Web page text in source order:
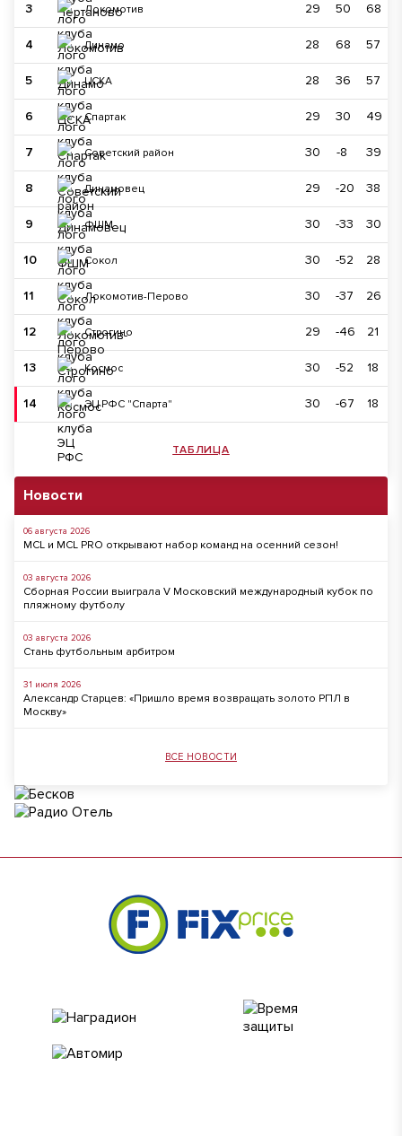
3 Локомотив 29 50 68
4 Динамо 28 68 57
5 ЦСКА 28 36 57
6 Спартак 29 30 49
7 Советский район 30 -8 39
8 Динамовец 29 -20 38
9 ФШМ 30 -33 30
10 Сокол 30 -52 28
11 Локомотив-Перово 30 -37 26
12 Строгино 29 -46 21
13 Космос 30 -52 18
14 ЭЦ РФС "Спарта" 30 -67 18
ТАБЛИЦА
Новости
06 августа 2026
MCL и MCL PRO открывают набор команд на осенний сезон!
03 августа 2026
Сборная России выиграла V Московский международный кубок по
пляжному футболу
03 августа 2026
Стань футбольным арбитром
31 июля 2026
Александр Старцев: «Пришло время возвращать золото РПЛ в
Москву»
ВСЕ НОВОСТИ